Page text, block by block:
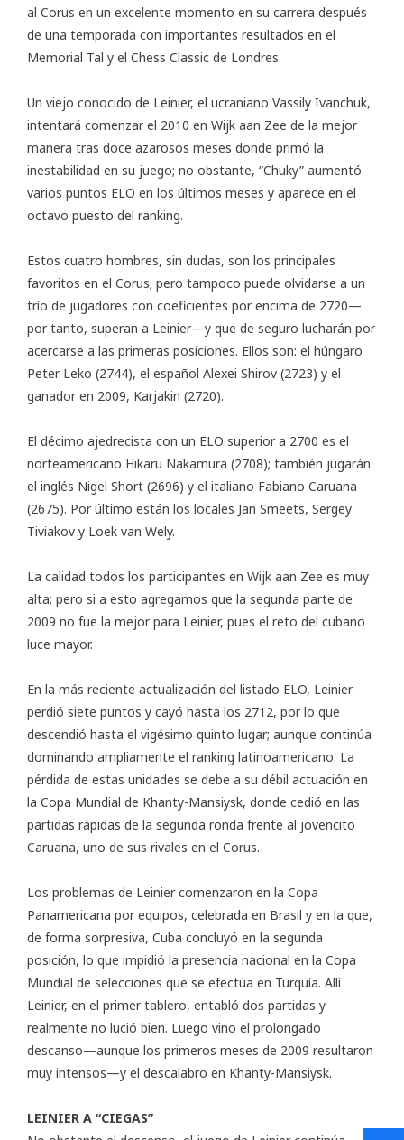
al Corus en un excelente momento en su carrera después
de una temporada con importantes resultados en el
Memorial Tal y el Chess Classic de Londres.
Un viejo conocido de Leinier, el ucraniano Vassily Ivanchuk,
intentará comenzar el 2010 en Wijk aan Zee de la mejor
manera tras doce azarosos meses donde primó la
inestabilidad en su juego; no obstante, “Chuky” aumentó
varios puntos ELO en los últimos meses y aparece en el
octavo puesto del ranking.
Estos cuatro hombres, sin dudas, son los principales
favoritos en el Corus; pero tampoco puede olvidarse a un
trío de jugadores con coeficientes por encima de 2720—
por tanto, superan a Leinier—y que de seguro lucharán por
acercarse a las primeras posiciones. Ellos son: el húngaro
Peter Leko (2744), el español Alexei Shirov (2723) y el
ganador en 2009, Karjakin (2720).
El décimo ajedrecista con un ELO superior a 2700 es el
norteamericano Hikaru Nakamura (2708); también jugarán
el inglés Nigel Short (2696) y el italiano Fabiano Caruana
(2675). Por último están los locales Jan Smeets, Sergey
Tiviakov y Loek van Wely.
La calidad todos los participantes en Wijk aan Zee es muy
alta; pero si a esto agregamos que la segunda parte de
2009 no fue la mejor para Leinier, pues el reto del cubano
luce mayor.
En la más reciente actualización del listado ELO, Leinier
perdió siete puntos y cayó hasta los 2712, por lo que
descendió hasta el vigésimo quinto lugar; aunque continúa
dominando ampliamente el ranking latinoamericano. La
pérdida de estas unidades se debe a su débil actuación en
la Copa Mundial de Khanty-Mansiysk, donde cedió en las
partidas rápidas de la segunda ronda frente al jovencito
Caruana, uno de sus rivales en el Corus.
Los problemas de Leinier comenzaron en la Copa
Panamericana por equipos, celebrada en Brasil y en la que,
de forma sorpresiva, Cuba concluyó en la segunda
posición, lo que impidió la presencia nacional en la Copa
Mundial de selecciones que se efectúa en Turquía. Allí
Leinier, en el primer tablero, entabló dos partidas y
realmente no lució bien. Luego vino el prolongado
descanso—aunque los primeros meses de 2009 resultaron
muy intensos—y el descalabro en Khanty-Mansiysk.
LEINIER A “CIEGAS”